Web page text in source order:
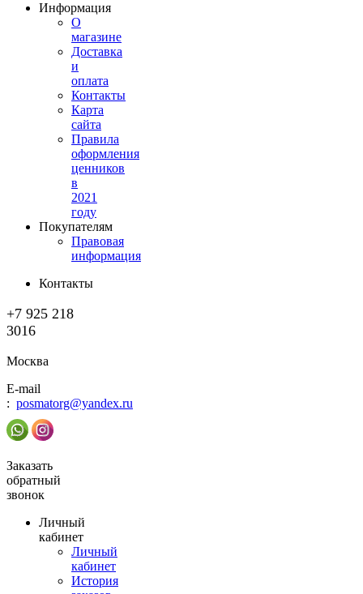
Информация
О
магазине
Доставка
и
оплата
Контакты
Карта
сайта
Правила
оформления
ценников
в
2021
году
Покупателям
Правовая
информация
Контакты
+7 925 218
3016
Москва
E-mail
: posmatorg@yandex.ru
Заказать
обратный
звонок
Личный
кабинет
Личный
кабинет
История